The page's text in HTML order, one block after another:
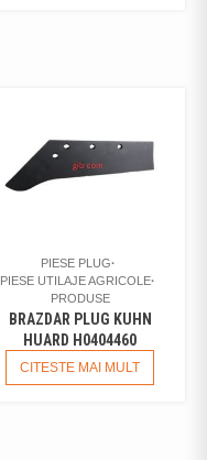
PIESE PLUG
PIESE UTILAJE AGRICOLE
PRODUSE
BRAZDAR PLUG KUHN
HUARD H0404460
CITESTE MAI MULT